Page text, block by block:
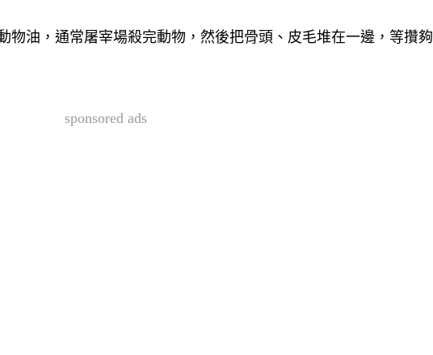
物油，通常屠宰場殺完動物，然後把骨頭、皮毛堆在一邊，等攢夠
sponsored ads